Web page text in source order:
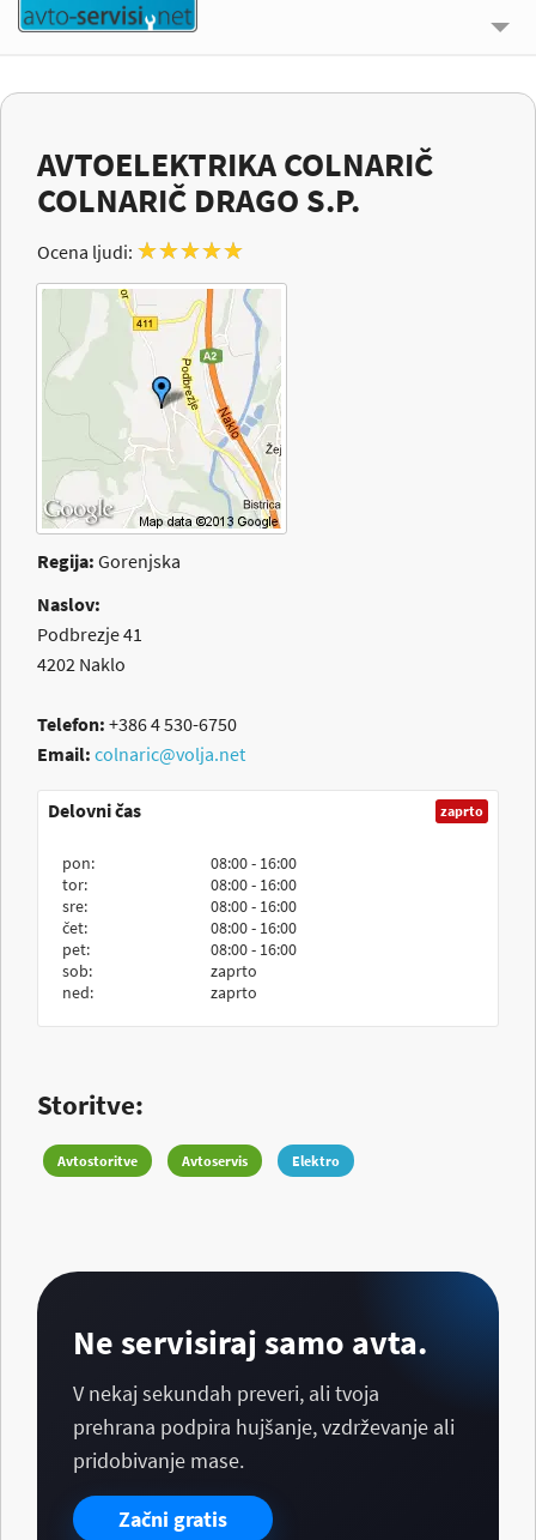
O NAS
PRIJAVI SE
AVTOELEKTRIKA COLNARIČ
COLNARIČ DRAGO S.P.
Ocena ljudi: ★★★★★
Regija: Gorenjska
Naslov:
Podbrezje 41
4202 Naklo
Telefon: +386 4 530-6750
Email: colnaric@volja.net
Delovni čas zaprto
pon:
tor:
sre:
čet:
pet:
sob:
ned:
08:00 - 16:00
08:00 - 16:00
08:00 - 16:00
08:00 - 16:00
08:00 - 16:00
zaprto
zaprto
Storitve:
Avtostoritve Avtoservis Elektro
Ne servisiraj samo avta.
V nekaj sekundah preveri, ali tvoja
prehrana podpira hujšanje, vzdrževanje ali
pridobivanje mase.
Začni gratis